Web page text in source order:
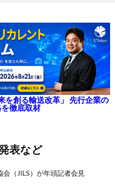
を創る輸送改革」 先行企業の
徹底取材
発表など
（JILS）が年頭記者会見